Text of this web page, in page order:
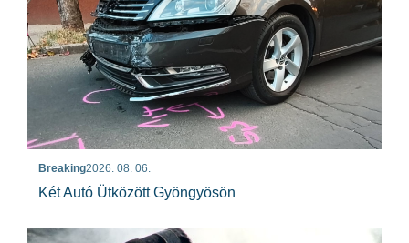
Breaking2026. 08. 06.
Két Autó Ütközött Gyöngyösön